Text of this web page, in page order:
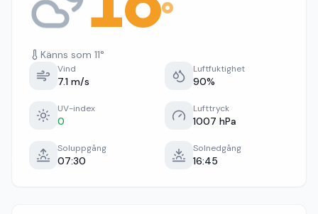
°
Känns som 11°
Vind
7.1 m/s
Luftfuktighet
90%
UV-index
0
Lufttryck
1007 hPa
Soluppgång
07:30
Solnedgång
16:45